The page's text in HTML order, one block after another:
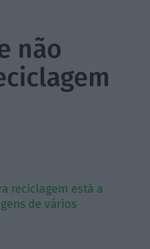
não
reciclagem está a
de vários